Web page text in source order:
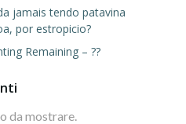
jamais tendo patavina
por estropicio?
Remaining – ??
da mostrare.